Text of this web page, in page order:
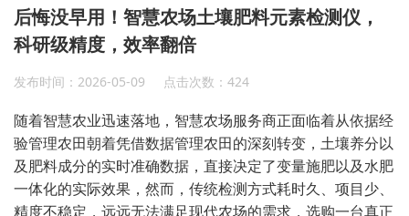
后悔没早用！智慧农场土壤肥料元素检测仪，
科研级精度，效率翻倍
发布时间：2026-05-09 点击次数：424
随着智慧农业迅速落地，智慧农场服务商正面临着从依据经
验管理农田朝着凭借数据管理农田的深刻转变，土壤养分以
及肥料成分的实时准确数据，直接决定了变量施肥以及水肥
一体化的实际效果，然而，传统检测方式耗时久、项目少、
精度不稳定，远远无法满足现代农场的需求，选购一台真正